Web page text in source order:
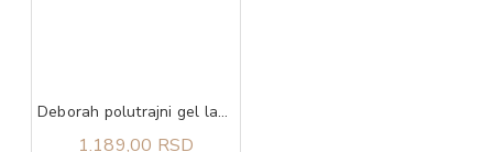
Deborah polutrajni gel lak 23 4,5 ml
1.189,00 RSD